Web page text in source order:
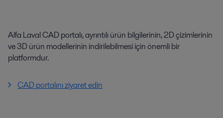
Alfa Laval CAD portalı, ayrıntılı ürün bilgilerinin, 2D çizimlerinin
ve 3D ürün modellerinin indirilebilmesi için önemli bir
platformdur.
CAD portalını ziyaret edin